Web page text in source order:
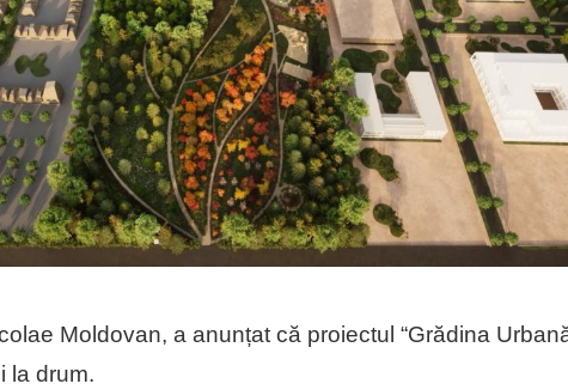
Moldovan, a anunțat că proiectul “Grădina
la drum.